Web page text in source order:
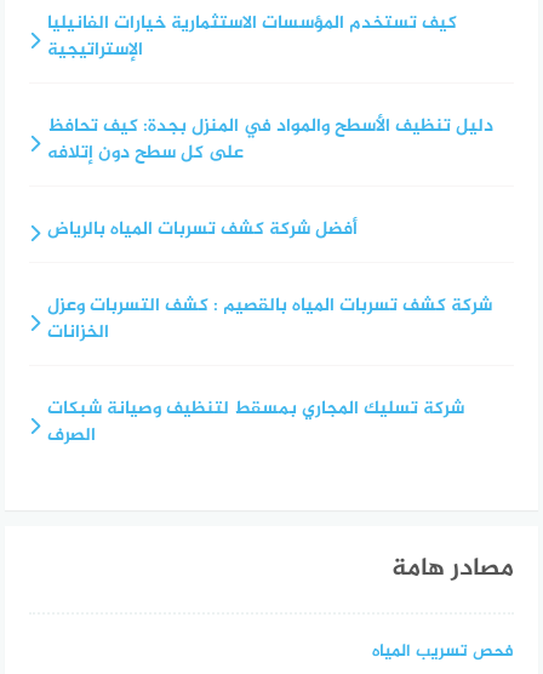
كيف تستخدم المؤسسات الاستثمارية خيارات الفانيليا
الإستراتيجية
دليل تنظيف الأسطح والمواد في المنزل بجدة: كيف تحافظ
على كل سطح دون إتلافه
أفضل شركة كشف تسربات المياه بالرياض
شركة كشف تسربات المياه بالقصيم : كشف التسربات وعزل
الخزانات
شركة تسليك المجاري بمسقط لتنظيف وصيانة شبكات
الصرف
مصادر هامة
فحص تسريب المياه